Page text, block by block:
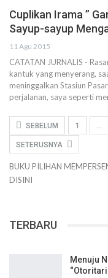
Cuplikan Irama ”
Sayup-sayup
11 Agu 2015
CATATAN JURNALIS -
kantuk yang menyerang,
meninggalkan Stasiun
perjalanan, saya seperti
SEBELUM 1 …
SETERUSNYA
BUKU PILIHAN
DISINI
TERBARU
Menuju